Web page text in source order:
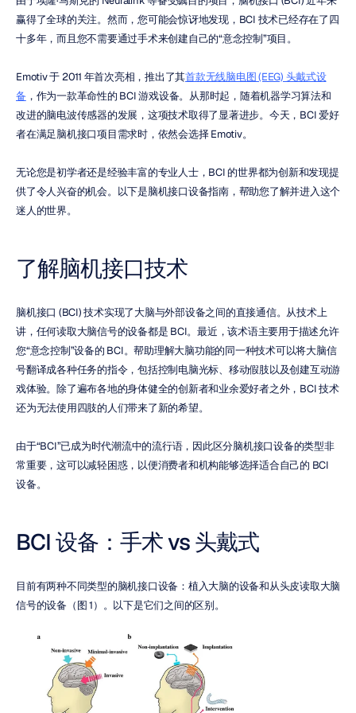
赢得了全球的关注。然而，您可能会惊讶地发现，BCI 技术已经存在了四
十多年，而且您不需要通过手术来创建自己的“意念控制”项目。
Emotiv 于 2011 年首次亮相，推出了其首款无线脑电图 (EEG) 头戴式设
备 ，作为一款革命性的 BCI 游戏设备。从那时起，随着机器学习算法和
改进的脑电波传感器的发展，这项技术取得了显著进步。今天，BCI 爱好
者在满足脑机接口项目需求时，依然会选择 Emotiv。
无论您是初学者还是经验丰富的专业人士，BCI 的世界都为创新和发现提
供了令人兴奋的机会。以下是脑机接口设备指南，帮助您了解并进入这个
迷人的世界。
了解脑机接口技术
脑机接口 (BCI) 技术实现了大脑与外部设备之间的直接通信。从技术上
讲，任何读取大脑信号的设备都是 BCI。最近，该术语主要用于描述允许
您“意念控制”设备的 BCI。帮助理解大脑功能的同一种技术可以将大脑信
号翻译成各种任务的指令，包括控制电脑光标、移动假肢以及创建互动游
戏体验。除了遍布各地的身体健全的创新者和业余爱好者之外，BCI 技术
还为无法使用四肢的人们带来了新的希望。
由于“BCI”已成为时代潮流中的流行语，因此区分脑机接口设备的类型非
常重要，这可以减轻困惑，以便消费者和机构能够选择适合自己的 BCI
设备。
BCI 设备：手术 vs 头戴式
目前有两种不同类型的脑机接口设备：植入大脑的设备和从头皮读取大脑
信号的设备（图 1）。以下是它们之间的区别。